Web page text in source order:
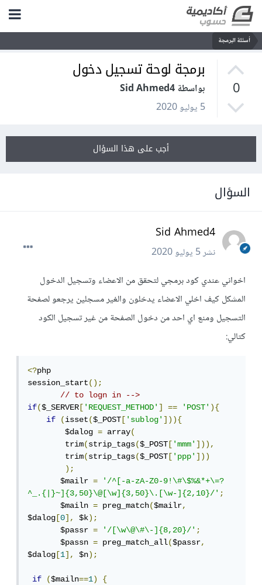
أسئلة البرمجة
0
برمجة لوحة تسجيل دخول
بواسطة Sid Ahmed4
5 يوليو 2020
أجب على هذا السؤال
السؤال
Sid Ahmed4
نشر5 يوليو 2020
اخواني عندي كود برمجي لتحقق من الاعضاء وتسجيل الدخول
المشكل كيف اخلي الاعضاء يدخلون والغير مسجلين يرجعو لصفحة
التسجيل ومنع اي احد من دخول الصفحة من غير تسجيل الكود
كتالي:
<?php
session_start();
// to logn in -->
if($_SERVER ['REQUEST_METHOD'] == 'POST'){
if
(isset($_POST ['sublog'])){
        $dalog
= array(
        trim
(strip_tags($_POST ['mmm'])),
        trim
(strip_tags($_POST ['ppp']))
);
       $mailr
=
'/^[-a-zA-Z0-9!\#\$%&*+\=?
^_.{|}~]{3,50}\@[\w]{3,50}\.[\w-]{2,10}/';
       $mailn
= preg_match($mailr,
$dalog [0], $k);
       $passr
= '/[\w\@\#\-]{8,20}/';
       $passn
= preg_match_all($passr,
$dalog [1], $n);
if ($mailn==1)
{